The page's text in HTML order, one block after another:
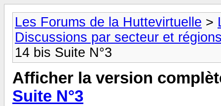
Les Forums de la Huttevirtuelle >
Discussions par secteur et
14 bis Suite N°3
Afficher la version
Suite N°3